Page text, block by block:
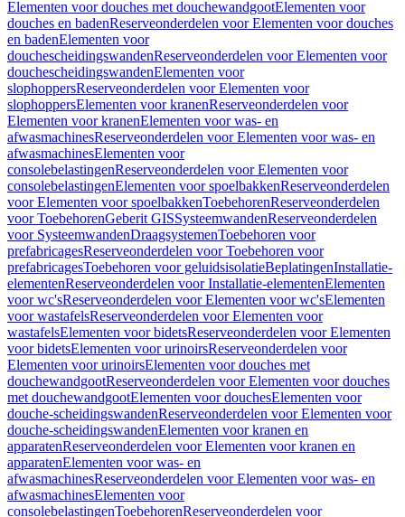
Elementen voor douches met douchewandgootElementen voor
douches en badenReserveonderdelen voor Elementen voor douches
en badenElementen voor
douchescheidingswandenReserveonderdelen voor Elementen voor
douchescheidingswandenElementen voor
slophoppersReserveonderdelen voor Elementen voor
slophoppersElementen voor kranenReserveonderdelen voor
Elementen voor kranenElementen voor was- en
afwasmachinesReserveonderdelen voor Elementen voor was- en
afwasmachinesElementen voor
consolebelastingenReserveonderdelen voor Elementen voor
consolebelastingenElementen voor spoelbakkenReserveonderdelen
voor Elementen voor spoelbakkenToebehorenReserveonderdelen
voor ToebehorenGeberit GISSysteemwandenReserveonderdelen
voor SysteemwandenDraagsystemenToebehoren voor
prefabricagesReserveonderdelen voor Toebehoren voor
prefabricagesToebehoren voor geluidsisolatieBeplatingenInstallatie-
elementenReserveonderdelen voor Installatie-elementenElementen
voor wc'sReserveonderdelen voor Elementen voor wc'sElementen
voor wastafelsReserveonderdelen voor Elementen voor
wastafelsElementen voor bidetsReserveonderdelen voor Elementen
voor bidetsElementen voor urinoirsReserveonderdelen voor
Elementen voor urinoirsElementen voor douches met
douchewandgootReserveonderdelen voor Elementen voor douches
met douchewandgootElementen voor douchesElementen voor
douche-scheidingswandenReserveonderdelen voor Elementen voor
douche-scheidingswandenElementen voor kranen en
apparatenReserveonderdelen voor Elementen voor kranen en
apparatenElementen voor was- en
afwasmachinesReserveonderdelen voor Elementen voor was- en
afwasmachinesElementen voor
consolebelastingenToebehorenReserveonderdelen voor